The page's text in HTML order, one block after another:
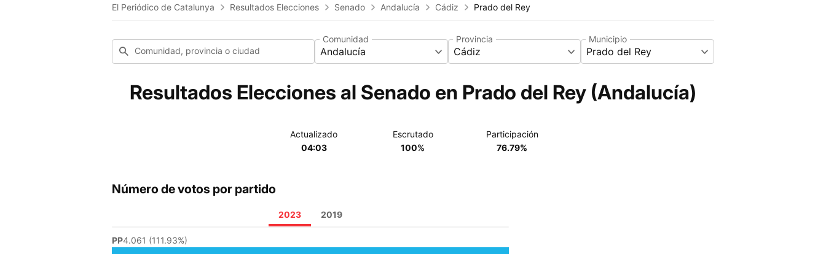
El Periódico de Catalunya Resultados Elecciones Senado Andalucía Cádiz Prado del Rey
Comunidad, provincia o ciudad Andalucía
Comunidad
Cádiz
Provincia
Prado del Rey
Municipio
Resultados Elecciones al Senado en Prado del Rey (Andalucía)
Actualizado
04:03
Escrutado
100%
Participación
76.79%
Número de votos por partido
2023 2019
PP4.061 (111.93%)